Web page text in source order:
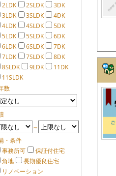
2LDK
2SLDK
3DK
3LDK
3SLDK
4DK
4LDK
4SLDK
5DK
5LDK
5SLDK
6DK
6LDK
6SLDK
7DK
7LDK
7SLDK
8DK
8SLDK
9LDK
11DK
11SLDK
数
～
・条件
事務所可
保証付住宅
角地
長期優良住宅
リノベーション